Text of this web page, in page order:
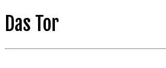
Das Tor